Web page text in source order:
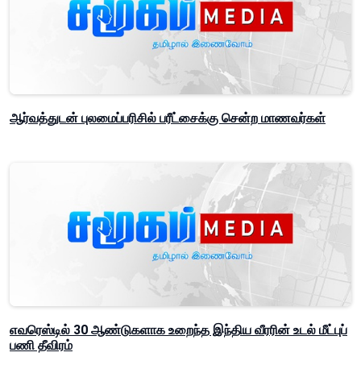
ஆர்வத்துடன் புலமைப்பரிசில் பரீட்சைக்கு சென்ற மாணவர்கள்
எவரெஸ்டில் 30 ஆண்டுகளாக உறைந்த இந்திய வீரரின் உடல் மீட்புப்
பணி தீவிரம்